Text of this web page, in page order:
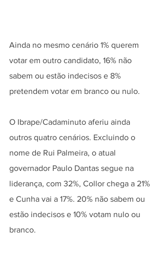
Ainda no mesmo cenário 1% querem
votar em outro candidato, 16% não
sabem ou estão indecisos e 8%
pretendem votar em branco ou nulo.
O Ibrape/Cadaminuto aferiu ainda
outros quatro cenários. Excluindo o
nome de Rui Palmeira, o atual
governador Paulo Dantas segue na
liderança, com 32%, Collor chega a 21%
e Cunha vai a 17%. 20% não sabem ou
estão indecisos e 10% votam nulo ou
branco.